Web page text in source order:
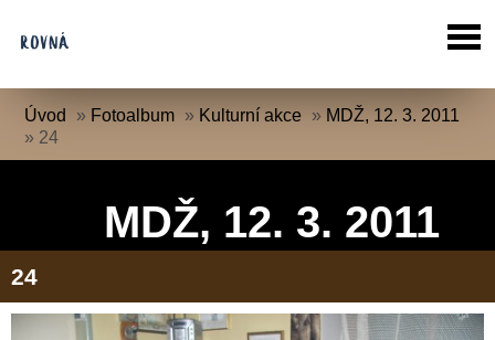
Úvod » Fotoalbum » Kulturní akce » MDŽ, 12. 3. 2011
» 24
MDŽ, 12. 3. 2011
24